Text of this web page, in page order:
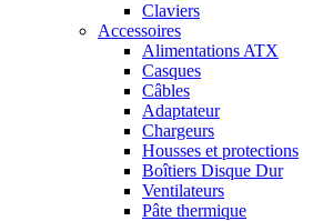
Claviers
Accessoires
Alimentations ATX
Casques
Câbles
Adaptateur
Chargeurs
Housses et protections
Boîtiers Disque Dur
Ventilateurs
Pâte thermique